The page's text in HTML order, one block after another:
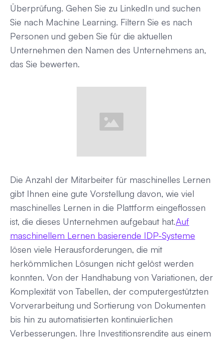
Überprüfung. Gehen Sie zu LinkedIn und suchen
Sie nach Machine Learning. Filtern Sie es nach
Personen und geben Sie für die aktuellen
Unternehmen den Namen des Unternehmens an,
das Sie bewerten.
Die Anzahl der Mitarbeiter für maschinelles Lernen
gibt Ihnen eine gute Vorstellung davon, wie viel
maschinelles Lernen in die Plattform eingeflossen
ist, die dieses Unternehmen aufgebaut hat.Auf
maschinellem Lernen basierende IDP-Systeme
lösen viele Herausforderungen, die mit
herkömmlichen Lösungen nicht gelöst werden
konnten. Von der Handhabung von Variationen, der
Komplexität von Tabellen, der computergestützten
Vorverarbeitung und Sortierung von Dokumenten
bis hin zu automatisierten kontinuierlichen
Verbesserungen. Ihre Investitionsrendite aus einem